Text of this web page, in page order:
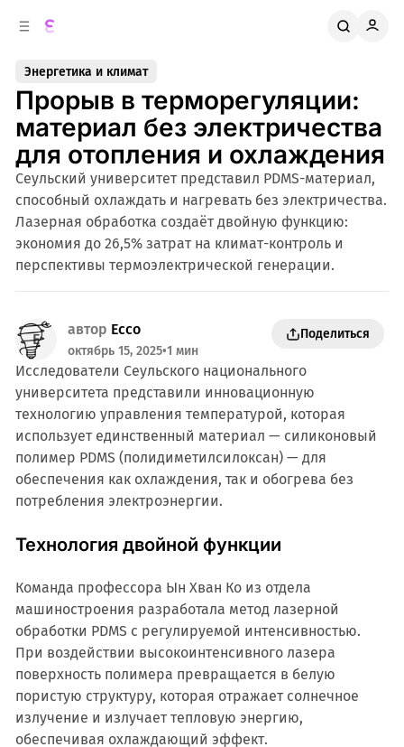
Энергетика и климат
Прорыв в терморегуляции:
материал без электричества
для отопления и охлаждения
Сеульский университет представил PDMS-материал,
способный охлаждать и нагревать без электричества.
Лазерная обработка создаёт двойную функцию:
экономия до 26,5% затрат на климат-контроль и
перспективы термоэлектрической генерации.
автор Ecco
октябрь 15, 2025•1 мин
Поделиться
Исследователи Сеульского национального
университета представили инновационную
технологию управления температурой, которая
использует единственный материал — силиконовый
полимер PDMS (полидиметилсилоксан) — для
обеспечения как охлаждения, так и обогрева без
потребления электроэнергии.
Технология двойной функции
Команда профессора Ын Хван Ко из отдела
машиностроения разработала метод лазерной
обработки PDMS с регулируемой интенсивностью.
При воздействии высокоинтенсивного лазера
поверхность полимера превращается в белую
пористую структуру, которая отражает солнечное
излучение и излучает тепловую энергию,
обеспечивая охлаждающий эффект.